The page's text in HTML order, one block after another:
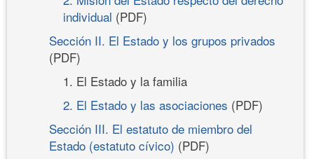
individual (PDF)
Sección II. El Estado y los grupos privados
(PDF)
1. El Estado y la familia
2. El Estado y las asociaciones (PDF)
Sección III. El estatuto de miembro del
Estado (estatuto cívico) (PDF)